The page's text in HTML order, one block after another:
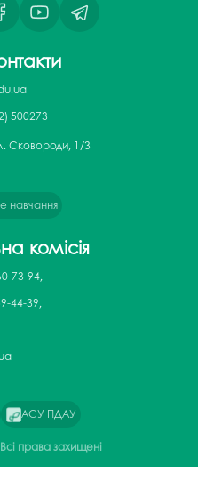
500273
Сковороди, 1/3
навчання
комісія
73-94,
44-39,
АСУ ПДАУ
права захищені